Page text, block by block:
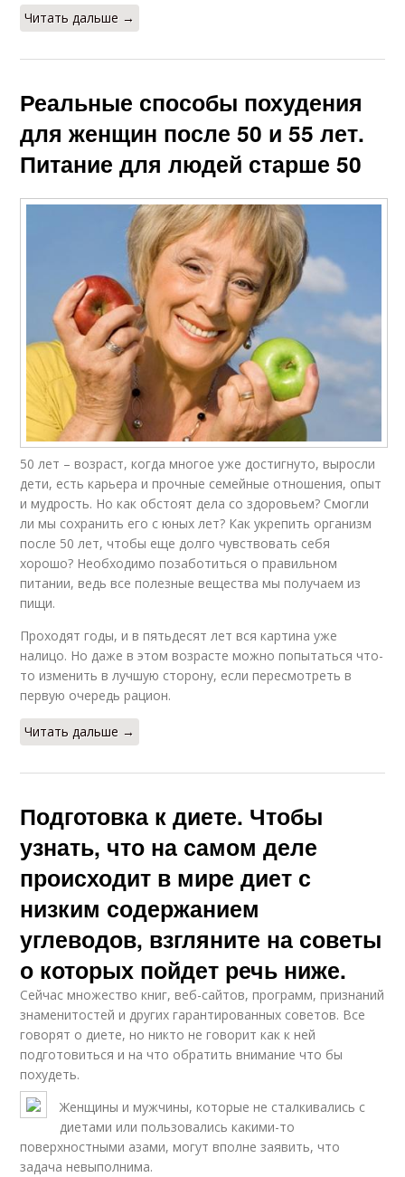
Читать дальше →
Реальные способы похудения
для женщин после 50 и 55 лет.
Питание для людей старше 50
50 лет – возраст, когда многое уже достигнуто, выросли
дети, есть карьера и прочные семейные отношения, опыт
и мудрость. Но как обстоят дела со здоровьем? Смогли
ли мы сохранить его с юных лет? Как укрепить организм
после 50 лет, чтобы еще долго чувствовать себя
хорошо? Необходимо позаботиться о правильном
питании, ведь все полезные вещества мы получаем из
пищи.
Проходят годы, и в пятьдесят лет вся картина уже
налицо. Но даже в этом возрасте можно попытаться что-
то изменить в лучшую сторону, если пересмотреть в
первую очередь рацион.
Читать дальше →
Подготовка к диете. Чтобы
узнать, что на самом деле
происходит в мире диет с
низким содержанием
углеводов, взгляните на советы
о которых пойдет речь ниже.
Сейчас множество книг, веб-сайтов, программ, признаний
знаменитостей и других гарантированных советов. Все
говорят о диете, но никто не говорит как к ней
подготовиться и на что обратить внимание что бы
похудеть.
Женщины и мужчины, которые не сталкивались с
диетами или пользовались какими-то
поверхностными азами, могут вполне заявить, что
задача невыполнима.